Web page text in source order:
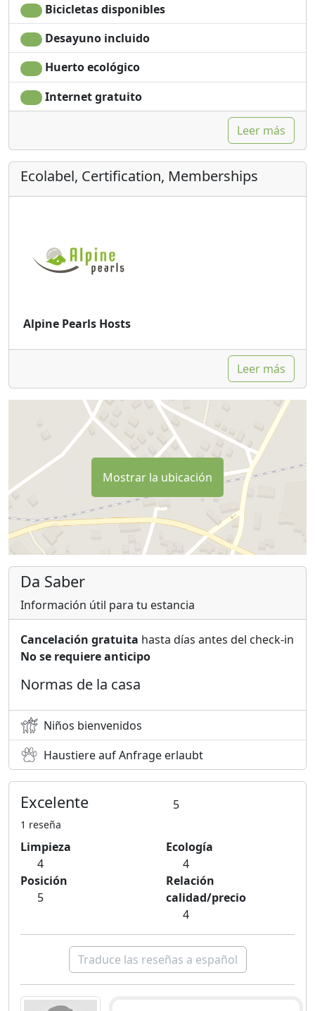
Bicicletas disponibles
Desayuno incluido
Huerto ecológico
Internet gratuito
Leer más
Ecolabel, Certification, Memberships
Alpine Pearls Hosts
Leer más
Mostrar la ubicación
Da Saber
Información útil para tu estancia
Cancelación gratuita hasta días antes del check-in
No se requiere anticipo
Normas de la casa
Niños bienvenidos
Haustiere auf Anfrage erlaubt
Excelente 5
1 reseña
Limpieza
4
Ecología
4
Posición
5
Relación
calidad/precio
4
Traduce las reseñas a español